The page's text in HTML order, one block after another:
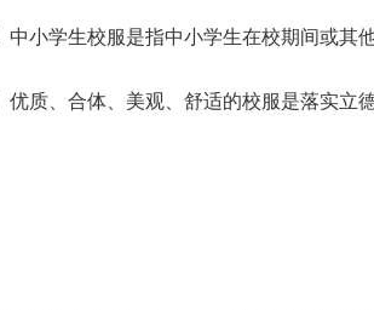
中小学生校服是指中小学生在校期间或其
优质、合体、美观、舒适的校服是落实立